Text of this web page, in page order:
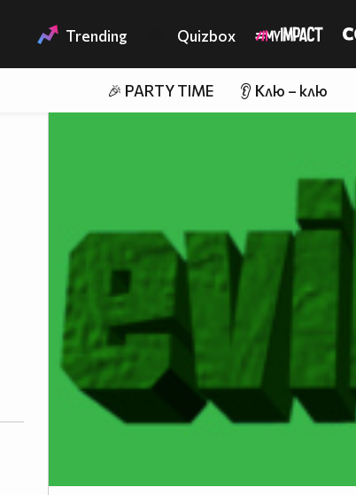
Trending Quizbox
🎉 PARTY TIME 👂 Клю – клю